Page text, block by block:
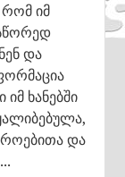
რომ იმ
და
ხანებში
და